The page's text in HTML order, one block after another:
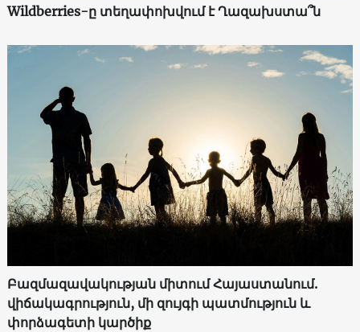
Wildberries-ը տեղափոխվում է Ղազախստա՞ն
Բազմազավակության միտում Հայաստանում.
վիճակագրություն, մի զույգի պատմություն և
փորձագետի կարծիք